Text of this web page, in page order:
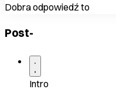
Dobra odpowiedź to
Post-
Intro